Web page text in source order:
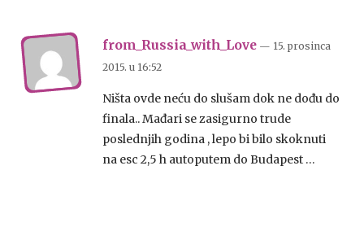
from_Russia_with_Love — 15. prosinca
2015. u 16:52
Ništa ovde neću do slušam dok ne dođu do
finala.. Mađari se zasigurno trude
poslednjih godina , lepo bi bilo skoknuti
na esc 2,5 h autoputem do Budapest …